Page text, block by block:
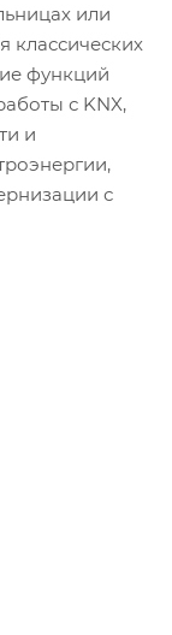
или
классических
функций
с KNX,
и
с